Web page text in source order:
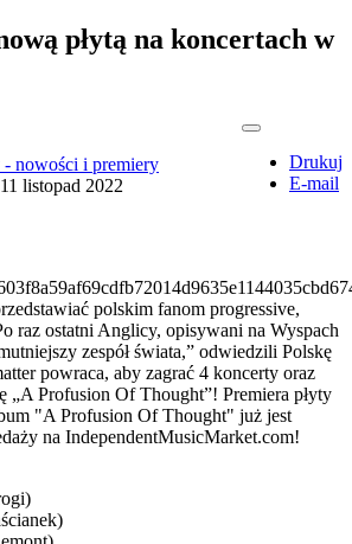
płytą na koncertach w
Drukuj
E-mail
- nowości i premiery
listopad 2022
polskim fanom progressive,
raz ostatni Anglicy, opisywani na Wyspach
zespół świata,” odwiedzili Polskę
powraca, aby zagrać 4 koncerty oraz
„A Profusion Of Thought”! Premiera płyty
"A Profusion Of Thought" już jest
na IndependentMusicMarket.com!